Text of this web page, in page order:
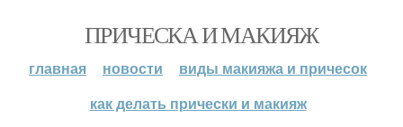
ПРИЧЕСКА И МАКИЯЖ
главная новости
виды макияжа и причесок
как делать прически и макияж